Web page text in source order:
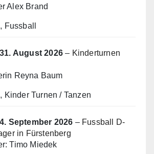
Alex Brand
, Fussball
31. August 2026 – Kinderturnen
Reyna Baum
, Kinder Turnen / Tanzen
4. September 2026 – Fussball D-
in Fürstenberg
Timo Miedek